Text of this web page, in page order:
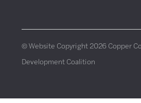
© Website Copyright 2026 Copper
Development Coalition